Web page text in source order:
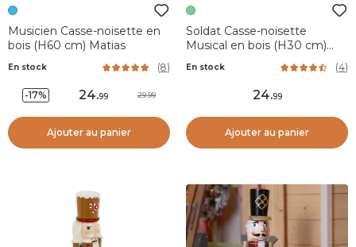
Musicien Casse-noisette en
bois (H60 cm) Matias
En stock (8)
-17% 24.99 29.99
Ajouter au panier
Soldat Casse-noisette
Musical en bois (H30 cm)
blanc
En stock (4)
24.99
Ajouter au panier